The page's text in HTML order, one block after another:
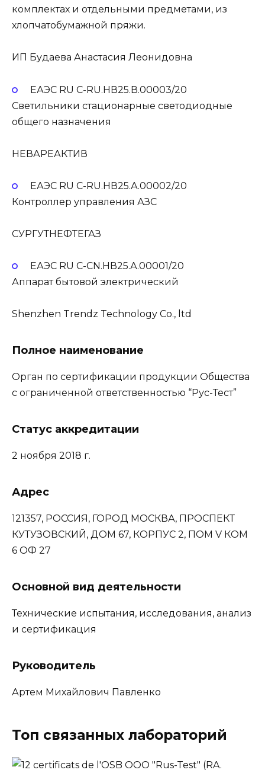
комплектах и отдельными предметами, из
хлопчатобумажной пряжи.
ИП Будаева Анастасия Леонидовна
ЕАЭС RU С-RU.НВ25.В.00003/20
Светильники стационарные светодиодные
общего назначения
НЕВАРЕАКТИВ
ЕАЭС RU С-RU.НВ25.А.00002/20
Контроллер управления АЗС
СУРГУТНЕФТЕГАЗ
ЕАЭС RU С-CN.НВ25.А.00001/20
Аппарат бытовой электрический
Shenzhen Trendz Technology Co., ltd
Полное наименование
Орган по сертификации продукции Общества
с ограниченной ответственностью “Рус-Тест”
Статус аккредитации
2 ноября 2018 г.
Адрес
121357, РОССИЯ, ГОРОД МОСКВА, ПРОСПЕКТ
КУТУЗОВСКИЙ, ДОМ 67, КОРПУС 2, ПОМ V КОМ
6 ОФ 27
Основной вид деятельности
Технические испытания, исследования, анализ
и сертификация
Руководитель
Артем Михайлович Павленко
Топ связанных лабораторий